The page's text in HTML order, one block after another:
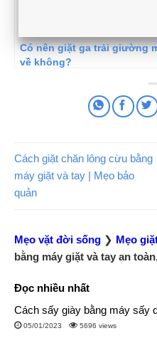
Có nên giặt ga trải giường
về không?
Cách giặt chăn lông cừu bằng
máy giặt và tay | Mẹo bảo
quản
Mẹo vặt đời sống ❯ Mẹo
bằng máy giặt và tay an
Đọc nhiều nhất
Cách sấy giày bằng máy sấy
05/01/2023 5696 views